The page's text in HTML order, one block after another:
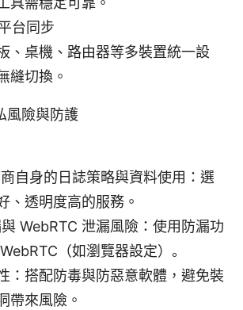
台同步
、桌機、路由器等多裝置統一設
縫切換。
風險與防護
自身的日誌策略與資料使用：選
、透明度高的服務。
WebRTC 泄漏風險：使用防漏功
（如瀏覽器設定）。
：搭配防毒與防惡意軟體，避免裝
帶來風險。